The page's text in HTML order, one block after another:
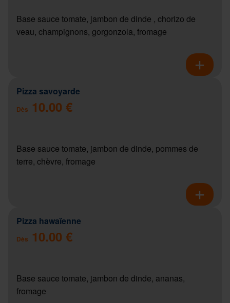
Base sauce tomate, jambon de dinde , chorizo de
veau, champignons, gorgonzola, fromage
Pizza savoyarde
Dès 10.00 €
Base sauce tomate, jambon de dinde, pommes de
terre, chèvre, fromage
Pizza hawaïenne
Dès 10.00 €
Base sauce tomate, jambon de dinde, ananas,
fromage